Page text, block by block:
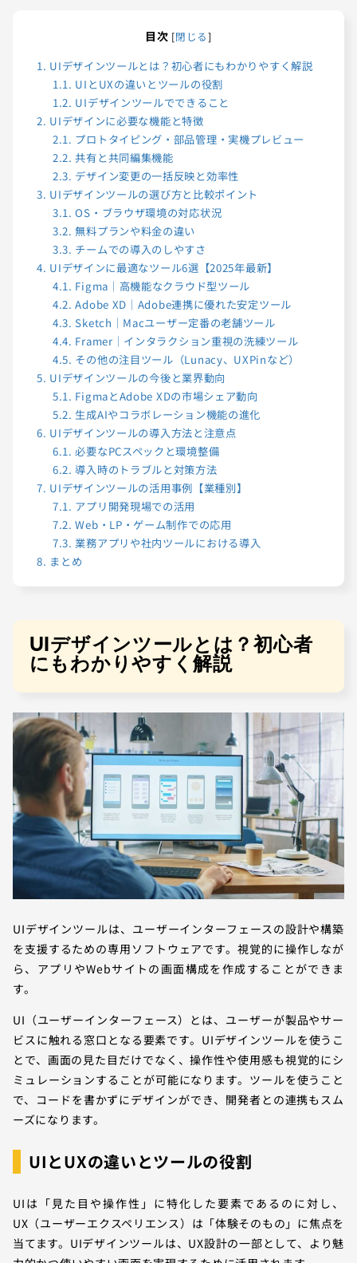
目次 [閉じる]
1. UIデザインツールとは？初心者にもわかりやすく解説
1.1. UIとUXの違いとツールの役割
1.2. UIデザインツールでできること
2. UIデザインに必要な機能と特徴
2.1. プロトタイピング・部品管理・実機プレビュー
2.2. 共有と共同編集機能
2.3. デザイン変更の一括反映と効率性
3. UIデザインツールの選び方と比較ポイント
3.1. OS・ブラウザ環境の対応状況
3.2. 無料プランや料金の違い
3.3. チームでの導入のしやすさ
4. UIデザインに最適なツール6選【2025年最新】
4.1. Figma｜高機能なクラウド型ツール
4.2. Adobe XD｜Adobe連携に優れた安定ツール
4.3. Sketch｜Macユーザー定番の老舗ツール
4.4. Framer｜インタラクション重視の洗練ツール
4.5. その他の注目ツール（Lunacy、UXPinなど）
5. UIデザインツールの今後と業界動向
5.1. FigmaとAdobe XDの市場シェア動向
5.2. 生成AIやコラボレーション機能の進化
6. UIデザインツールの導入方法と注意点
6.1. 必要なPCスペックと環境整備
6.2. 導入時のトラブルと対策方法
7. UIデザインツールの活用事例【業種別】
7.1. アプリ開発現場での活用
7.2. Web・LP・ゲーム制作での応用
7.3. 業務アプリや社内ツールにおける導入
8. まとめ
UIデザインツールとは？初心者
にもわかりやすく解説
UIデザインツールは、ユーザーインターフェースの設計や構築
を支援するための専用ソフトウェアです。視覚的に操作しなが
ら、アプリやWebサイトの画面構成を作成することができま
す。
UI（ユーザーインターフェース）とは、ユーザーが製品やサー
ビスに触れる窓口となる要素です。UIデザインツールを使うこ
とで、画面の見た目だけでなく、操作性や使用感も視覚的にシ
ミュレーションすることが可能になります。ツールを使うこと
で、コードを書かずにデザインができ、開発者との連携もスム
ーズになります。
UIとUXの違いとツールの役割
UIは「見た目や操作性」に特化した要素であるのに対し、
UX（ユーザーエクスペリエンス）は「体験そのもの」に焦点を
当てます。UIデザインツールは、UX設計の一部として、より魅